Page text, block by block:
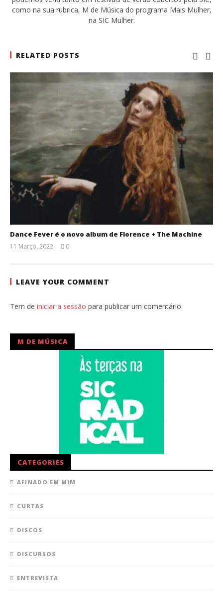
como na sua rubrica, M de Música do programa Mais Mulher,
na SIC Mulher.
RELATED POSTS
Dance Fever é o novo album de Florence + The Machine
11 Março, 2022
Ventura
0
LEAVE YOUR COMMENT
Tem de iniciar a sessão para publicar um comentário.
M DE MÚSICA
CATEGORIES
AFINADO EM MIM
CURTAS
DISCOS
DISCURSOS
ENTREVISTA